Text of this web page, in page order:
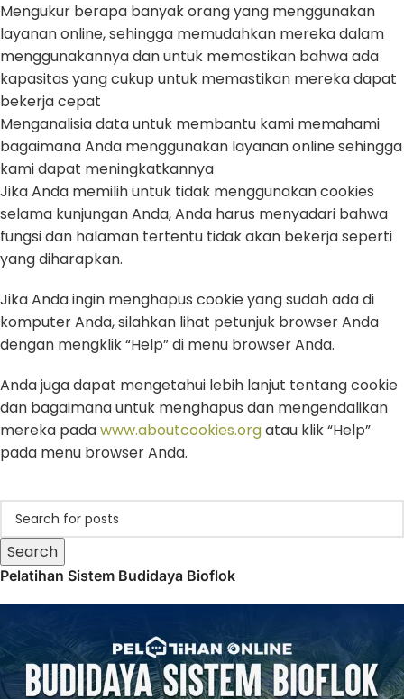
Mengukur berapa banyak orang yang menggunakan
layanan online, sehingga memudahkan mereka dalam
menggunakannya dan untuk memastikan bahwa ada
kapasitas yang cukup untuk memastikan mereka dapat
bekerja cepat
Menganalisia data untuk membantu kami memahami
bagaimana Anda menggunakan layanan online sehingga
kami dapat meningkatkannya
Jika Anda memilih untuk tidak menggunakan cookies
selama kunjungan Anda, Anda harus menyadari bahwa
fungsi dan halaman tertentu tidak akan bekerja seperti
yang diharapkan.
Jika Anda ingin menghapus cookie yang sudah ada di
komputer Anda, silahkan lihat petunjuk browser Anda
dengan mengklik “Help” di menu browser Anda.
Anda juga dapat mengetahui lebih lanjut tentang cookie
dan bagaimana untuk menghapus dan mengendalikan
mereka padawww.aboutcookies.orgatau klik “Help”
pada menu browser Anda.
Search
Pelatihan Sistem Budidaya Bioflok